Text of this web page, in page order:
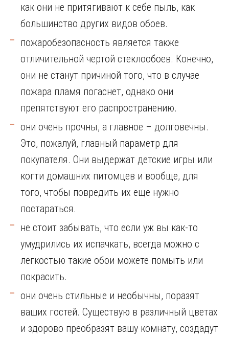
как они не притягивают к себе пыль, как
большинство других видов обоев.
пожаробезопасность является также
отличительной чертой стеклообоев. Конечно,
они не станут причиной того, что в случае
пожара пламя погаснет, однако они
препятствуют его распространению.
они очень прочны, а главное – долговечны.
Это, пожалуй, главный параметр для
покупателя. Они выдержат детские игры или
когти домашних питомцев и вообще, для
того, чтобы повредить их еще нужно
постараться.
не стоит забывать, что если уж вы как-то
умудрились их испачкать, всегда можно с
легкостью такие обои можете помыть или
покрасить.
они очень стильные и необычны, поразят
ваших гостей. Существую в различный цветах
и здорово преобразят вашу комнату, создадут